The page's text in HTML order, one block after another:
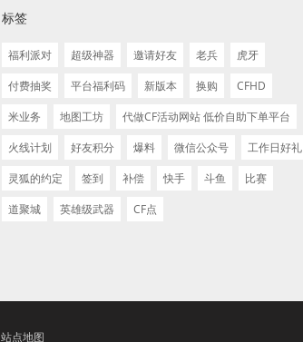
标签
福利派对 超级神器 邀请好友 老兵
虎牙
付费抽奖
平台福利码 新版本 换购
CFHD
米业务
地图工坊
代做CF活动网站 低价自助下单平台
火线计划
好友积分 爆料 微信公众号
工作日好礼
灵狐的约定
签到 补偿 快手 斗鱼
比赛
道聚城
英雄级武器 CF点
站点地图